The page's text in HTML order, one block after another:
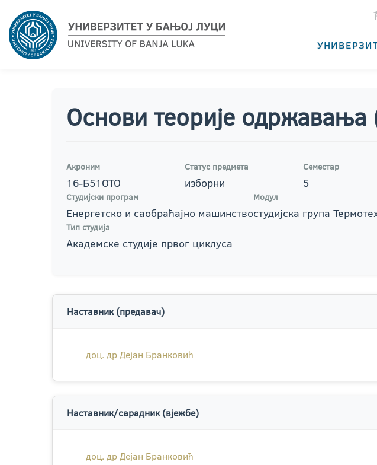
Основи теорије одржавања
Акроним
16-Б51ОТО
Статус предмета
изборни
Семестар
5
Студијски програм
Енергетско и саобраћајно машинство
Модул
студијска група
Тип студија
Академске студије првог циклуса
Наставник (предавач)
доц. др Дејан Бранковић
Наставник/сарадник (вјежбе)
доц. др Дејан Бранковић